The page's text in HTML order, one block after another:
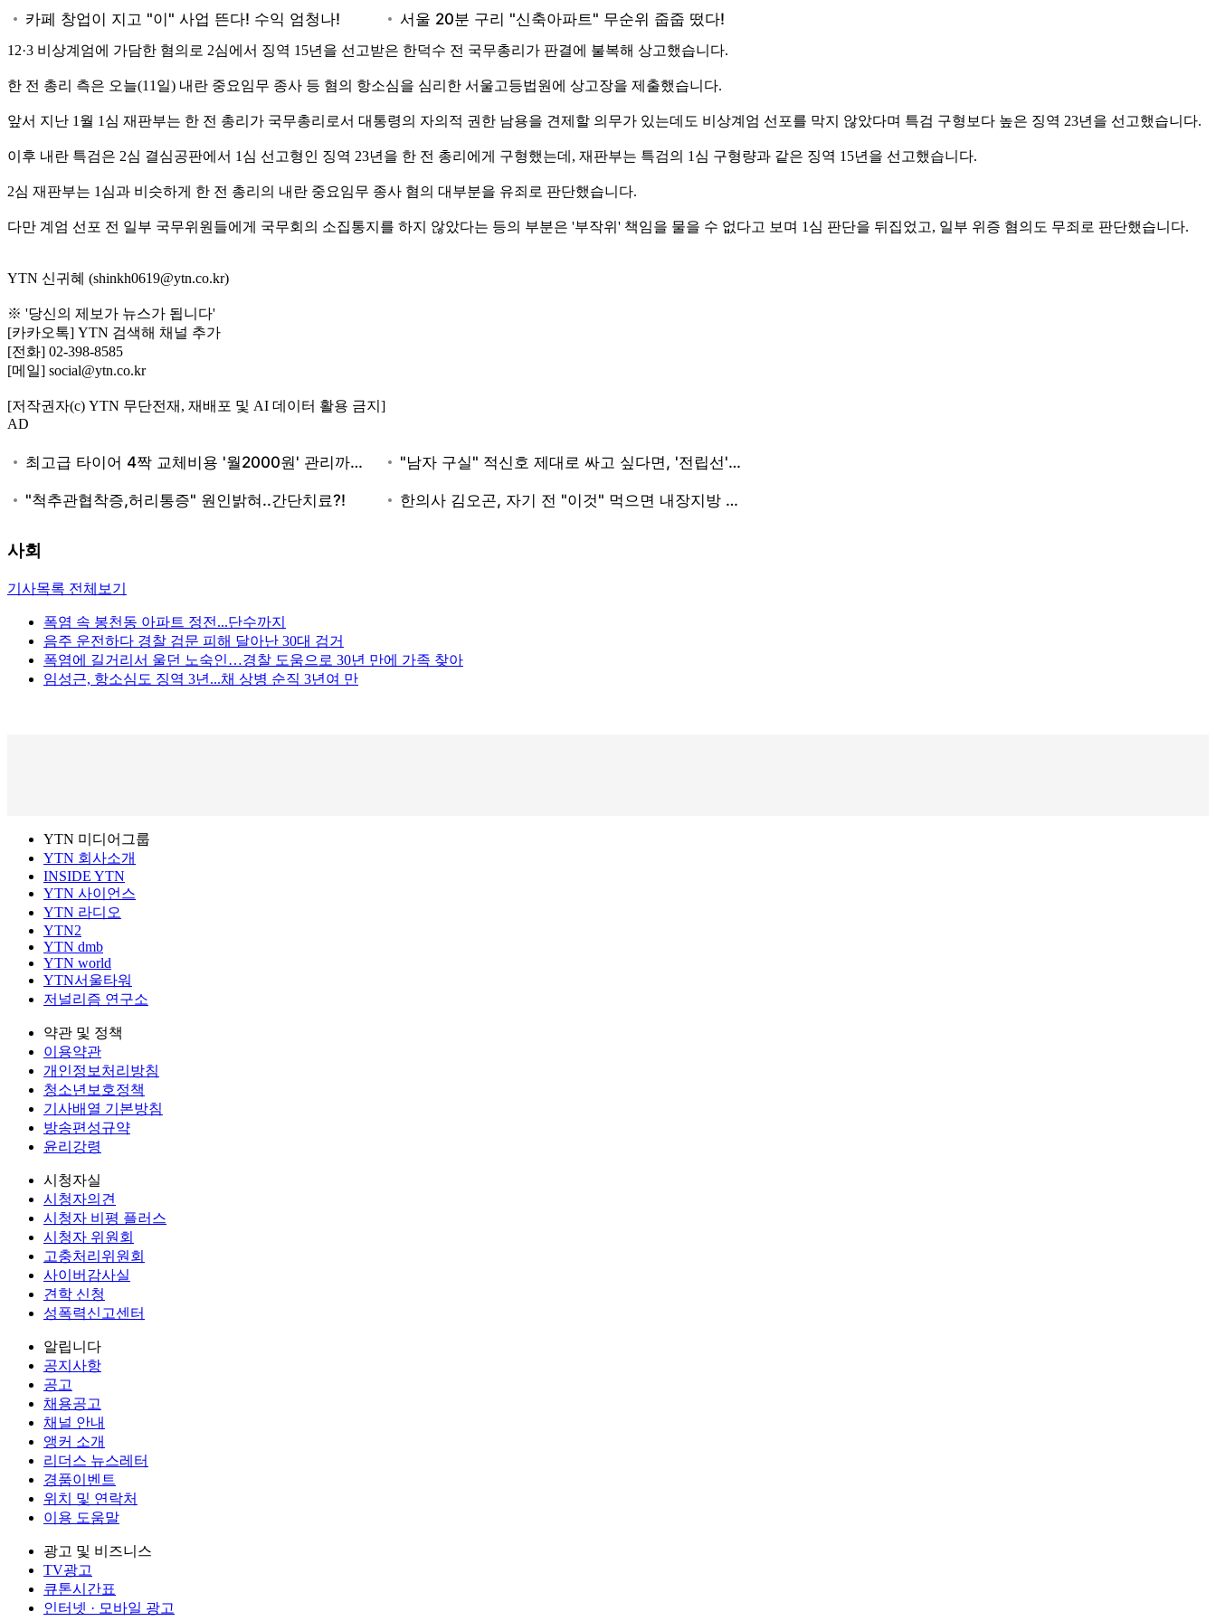
12·3 비상계엄에 가담한 혐의로 2심에서 징역 15년을 선고받은 한덕수 전 국무총리가 판결에 불복해 상고했습니다.
한 전 총리 측은 오늘(11일) 내란 중요임무 종사 등 혐의 항소심을 심리한 서울고등법원에 상고장을 제출했습니다.
앞서 지난 1월 1심 재판부는 한 전 총리가 국무총리로서 대통령의 자의적 권한 남용을 견제할 의무가 있는데도 비상계엄 선포를 막지 않았다며 특검 구형보다 높은 징역 23년을 선고했습니다.
이후 내란 특검은 2심 결심공판에서 1심 선고형인 징역 23년을 한 전 총리에게 구형했는데, 재판부는 특검의 1심 구형량과 같은 징역 15년을 선고했습니다.
2심 재판부는 1심과 비슷하게 한 전 총리의 내란 중요임무 종사 혐의 대부분을 유죄로 판단했습니다.
다만 계엄 선포 전 일부 국무위원들에게 국무회의 소집통지를 하지 않았다는 등의 부분은 '부작위' 책임을 물을 수 없다고 보며 1심 판단을 뒤집었고, 일부 위증 혐의도 무죄로 판단했습니다.
YTN 신귀혜 (shinkh0619@ytn.co.kr)
※ '당신의 제보가 뉴스가 됩니다'
[카카오톡] YTN 검색해 채널 추가
[전화] 02-398-8585
[메일] social@ytn.co.kr
[저작권자(c) YTN 무단전재, 재배포 및 AI 데이터 활용 금지]
AD
사회
기사목록 전체보기
폭염 속 봉천동 아파트 정전...단수까지
음주 운전하다 경찰 검문 피해 달아난 30대 검거
폭염에 길거리서 울던 노숙인…경찰 도움으로 30년 만에 가족 찾아
임성근, 항소심도 징역 3년...채 상병 순직 3년여 만
YTN 미디어그룹
YTN 회사소개
INSIDE YTN
YTN 사이언스
YTN 라디오
YTN2
YTN dmb
YTN world
YTN서울타워
저널리즘 연구소
약관 및 정책
이용약관
개인정보처리방침
청소년보호정책
기사배열 기본방침
방송편성규약
윤리강령
시청자실
시청자의견
시청자 비평 플러스
시청자 위원회
고충처리위원회
사이버감사실
견학 신청
성폭력신고센터
알립니다
공지사항
공고
채용공고
채널 안내
앵커 소개
리더스 뉴스레터
경품이벤트
위치 및 연락처
이용 도움말
광고 및 비즈니스
TV광고
큐톤시간표
인터넷 · 모바일 광고